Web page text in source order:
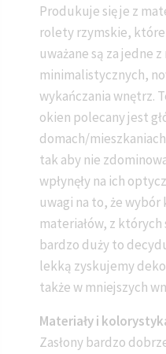
Produkuje się je z
rolety rzymskie, które
uważane są za jedne
minimalistycznych,
wykańczania wnętrz.
okien polecany jest
domach/
tak aby nie
wpłynęły na ich
uwagi na to, że
materiałów, z których
bardzo duży to
lekką zyskujemy
także w mniejszych
Materiały i
Zasłony bardzo